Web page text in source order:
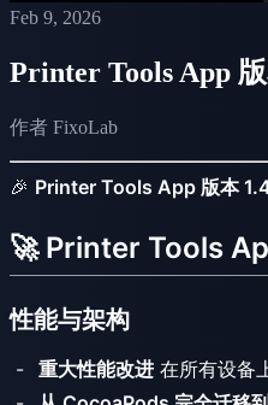
Feb 9, 2026
Printer Tools App
作者 FixoLab
🎉 Printer Tools App 版本
🚀 Printer Tools
性能与架构
重大性能改进 在所有设备